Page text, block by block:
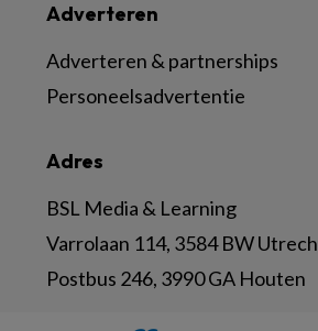
Adres
BSL Media & Learning
Varrolaan 114, 3584 BW
Postbus 246, 3990 GA Houten
Adverteren
Adverteren & partnerships
Personeelsadvertentie